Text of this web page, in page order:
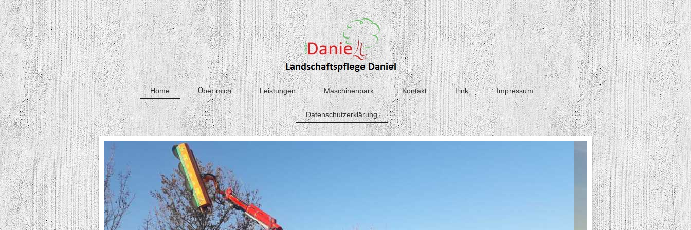
Home Über mich Leistungen Maschinenpark Kontakt Link Impressum
Datenschutzerklärung